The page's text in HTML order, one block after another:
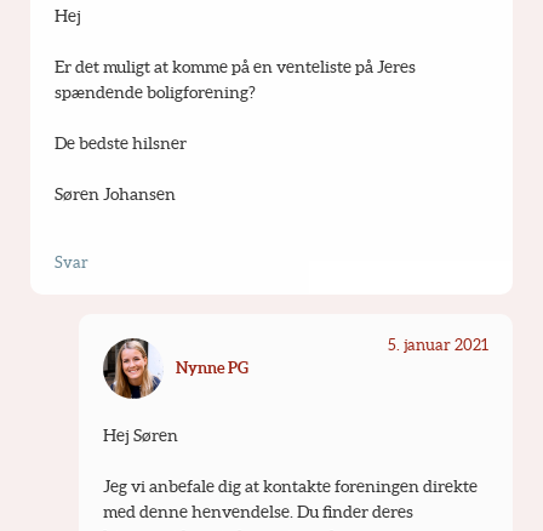
Hej
Er det muligt at komme på en venteliste på Jeres
spændende boligforening?
De bedste hilsner
Søren Johansen
Svar
Nynne PG
5. januar 2021
Hej Søren
Jeg vi anbefale dig at kontakte foreningen direkte
med denne henvendelse. Du finder deres